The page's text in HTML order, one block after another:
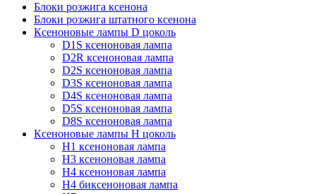
Блоки розжига ксенона
Блоки розжига штатного ксенона
Ксеноновые лампы D цоколь
D1S ксеноновая лампа
D2R ксеноновая лампа
D2S ксеноновая лампа
D3S ксеноновая лампа
D4S ксеноновая лампа
D5S ксеноновая лампа
D8S ксеноновая лампа
Ксеноновые лампы Н цоколь
H1 ксеноновая лампа
H3 ксеноновая лампа
H4 ксеноновая лампа
H4 биксеноновая лампа